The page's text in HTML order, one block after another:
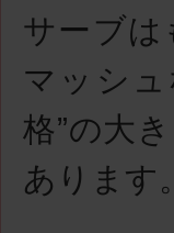
サーブは
マッシ
格”の大
あります。